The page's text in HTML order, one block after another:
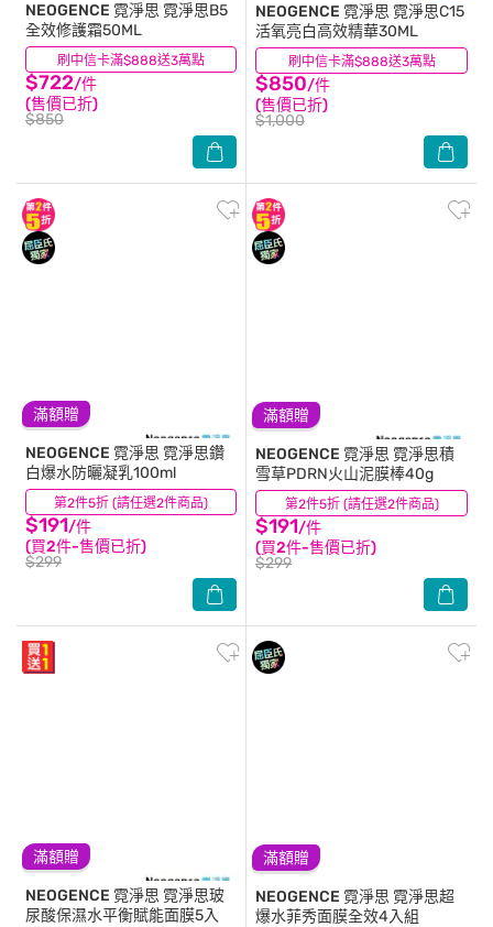
刷中信卡滿$888送3萬點
NEOGENCE 霓淨思 霓淨思B5
全效修護霜50ML
$722/件
(售價已折)
$850
(0) 刷中信卡滿$888送3萬點
NEOGENCE 霓淨思 霓淨思C15
活氧亮白高效精華30ML
$850/件
(售價已折)
$1,000
(0)
滿額贈
第2件5折 (請任選2件商品)
NEOGENCE 霓淨思 霓淨思鑽
白爆水防曬凝乳100ml
$191/件
(買2件-售價已折)
$299
(0)
滿額贈
第2件5折 (請任選2件商品)
NEOGENCE 霓淨思 霓淨思積
雪草PDRN火山泥膜棒40g
$191/件
(買2件-售價已折)
$299
(0)
滿額贈
NEOGENCE 霓淨思 霓淨思玻
尿酸保濕水平衡賦能面膜5入
滿額贈
NEOGENCE 霓淨思 霓淨思超
爆水菲秀面膜全效4入組